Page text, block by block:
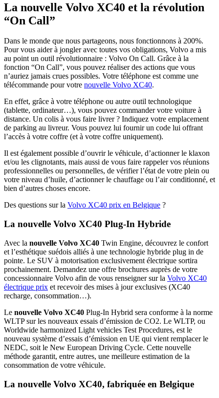
La nouvelle Volvo XC40 et la révolution
“On Call”
Dans le monde que nous partageons, nous fonctionnons à 200%.
Pour vous aider à jongler avec toutes vos obligations, Volvo a mis
au point un outil révolutionnaire : Volvo On Call. Grâce à la
fonction “On Call”, vous pouvez réaliser des actions que vous
n’auriez jamais crues possibles. Votre téléphone est comme une
télécommande pour votre nouvelle Volvo XC40.
En effet, grâce à votre téléphone ou autre outil technologique
(tablette, ordinateur…), vous pouvez commander votre voiture à
distance. Un colis à vous faire livrer ? Indiquez votre emplacement
de parking au livreur. Vous pouvez lui fournir un code lui offrant
l’accès à votre coffre (et à votre coffre uniquement).
Il est également possible d’ouvrir le véhicule, d’actionner le klaxon
et/ou les clignotants, mais aussi de vous faire rappeler vos réunions
professionnelles ou personnelles, de vérifier l’état de votre plein ou
votre niveau d’huile, d’actionner le chauffage ou l’air conditionné, et
bien d’autres choses encore.
Des questions sur la Volvo XC40 prix en Belgique ?
La nouvelle Volvo XC40 Plug-In Hybride
Avec la nouvelle Volvo XC40 Twin Engine, découvrez le confort
et l’esthétique suédois alliés à une technologie hybride plug in de
pointe. Le SUV à motorisation exclusivement électrique sortira
prochainement. Demandez une offre brochures auprès de votre
concessionnaire Volvo afin de vous renseigner sur la Volvo XC40
électrique prix et recevoir des mises à jour exclusives (XC40
recharge, consommation…).
Le nouvelle Volvo XC40 Plug-In Hybrid sera conforme à la norme
WLTP sur les nouveaux essais d’émission de CO2. Le WLTP, ou
Worldwide harmonized Light vehicles Test Procedures, est le
nouveau système d’essais d’émission en UE qui vient remplacer le
NEDC, soit le New European Driving Cycle. Cette nouvelle
méthode garantit, entre autres, une meilleure estimation de la
consommation de votre véhicule.
La nouvelle Volvo XC40, fabriquée en Belgique